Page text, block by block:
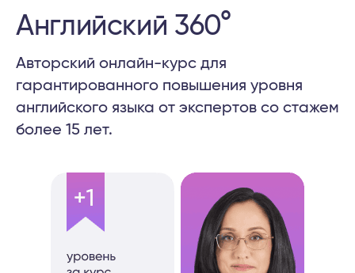
Английский 360°
Авторский онлайн-курс для
гарантированного повышения уровня
английского языка от экспертов со стажем
более 15 лет.